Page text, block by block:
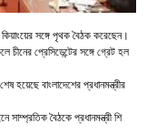
কিয়াংয়ের সঙ্গে পৃথক বৈঠক করেছেন।
চীনের প্রেসিডেন্টের সঙ্গে গ্রেট হল
হয়েছে বাংলাদেশের প্রধানমন্ত্রীর
সাম্প্রতিক বৈঠকে প্রধানমন্ত্রী শি